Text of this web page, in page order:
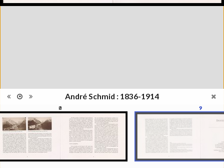
André Schmid : 1836-1914
8 9
Nombre de
120 pages